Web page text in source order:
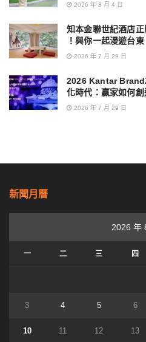
2026 年 8 月 4 日
知本金聯世紀酒店
！與你一起漫遊台東
2026 年 7 月 29 日
2026 Kantar
化時代：贏家如何
2026 年 7 月 29 日
新聞月曆
2026 年
一 二 三 四
3 4 5 6
10 11 12 13